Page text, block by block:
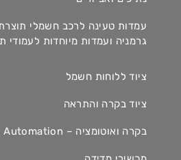
גרמניה ועמדות מיוחדות לעמודי
ציוד ללוחות חשמל
ציוד בקרה והתראה
בקרה ואוטומציה – Control & Automation